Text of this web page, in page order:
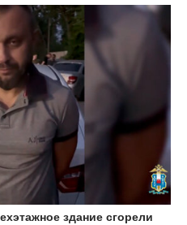
здание сгорели